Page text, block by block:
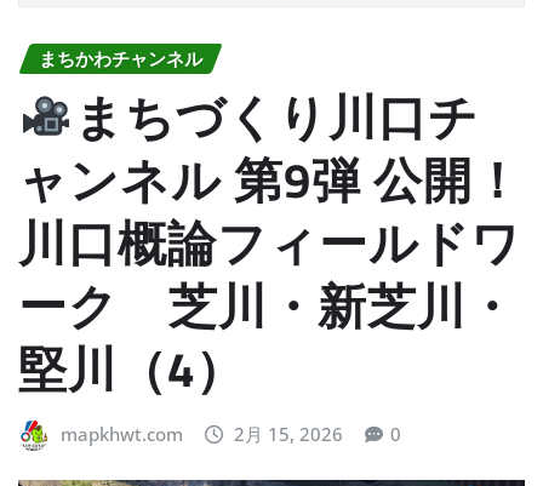
まちかわチャンネル
まちづくり川口チ
ャンネル 第9弾 公開！
川口概論フィールドワ
ーク 芝川・新芝川・
堅川（4）
mapkhwt.com 2月 15, 2026 0